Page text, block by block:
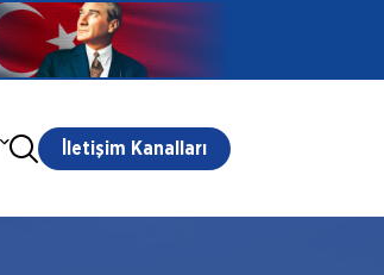
İletişim Kanalları